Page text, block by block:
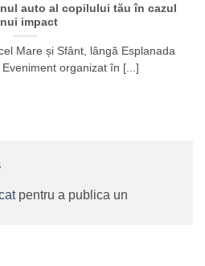
auto al copilului tău în cazul
impact
Mare și Sfânt, lângă Esplanada
organizat în [...]
pentru a publica un